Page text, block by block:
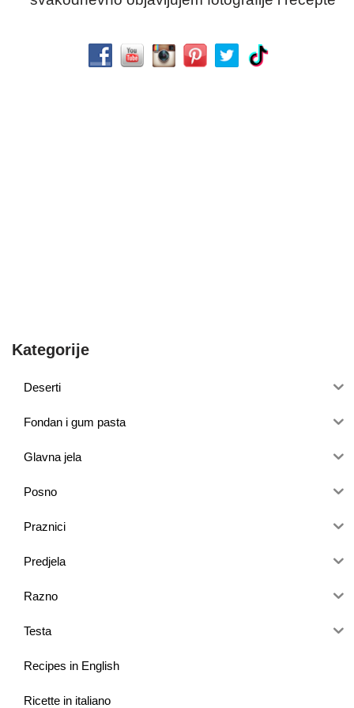
Kategorije
Deserti
Fondan i gum pasta
Glavna jela
Posno
Praznici
Predjela
Razno
Testa
Recipes in English
Ricette in italiano